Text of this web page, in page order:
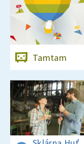
Tamtam